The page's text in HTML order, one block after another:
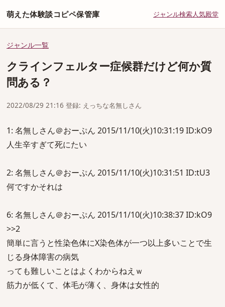
萌えた体験談コピペ保管庫 ジャンル検索人気殿堂
ジャンル一覧
クラインフェルター症候群だけど何か質
問ある？
2022/08/29 21:16 登録: えっちな名無しさん
1: 名無しさん＠おーぷん 2015/11/10(火)10:31:19 ID:kO9
人生辛すぎて死にたい
2: 名無しさん＠おーぷん 2015/11/10(火)10:31:51 ID:tU3
何ですかそれは
6: 名無しさん＠おーぷん 2015/11/10(火)10:38:37 ID:kO9
>>2
簡単に言うと性染色体にX染色体が一つ以上多いことで生
じる身体障害の病気
っても難しいことはよくわからねえｗ
筋力が低くて、体毛が薄く、身体は女性的